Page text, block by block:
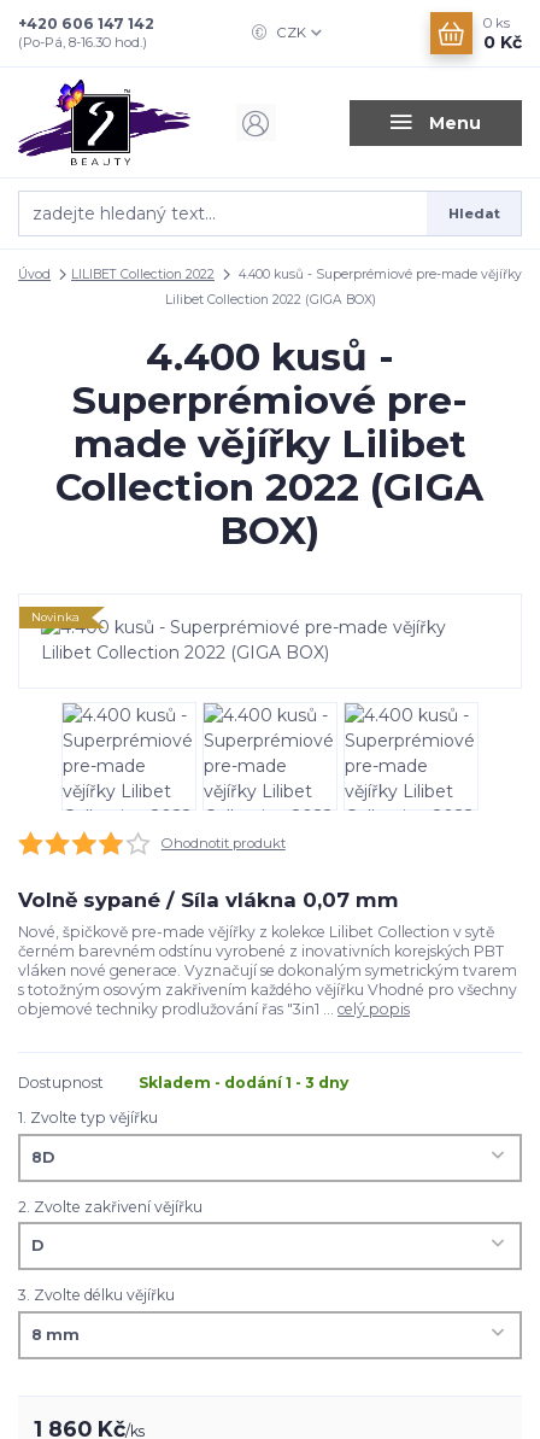
Menu
CZK
Hledat
+420 606 147 142
(Po-Pá, 8-16.30 hod.)
0 ks
0 Kč
Úvod LILIBET Collection 2022
4.400 kusů - Superprémiové pre-made vějířky
Lilibet Collection 2022 (GIGA BOX)
4.400 kusů -
Superprémiové pre-
made vějířky Lilibet
Collection 2022 (GIGA
BOX)
Novinka
Ohodnotit produkt
Volně sypané / Síla vlákna 0,07 mm
Nové, špičkově pre-made vějířky z kolekce Lilibet Collection v sytě
černém barevném odstínu vyrobené z inovativních korejských PBT
vláken nové generace. Vyznačují se dokonalým symetrickým tvarem
s totožným osovým zakřivením každého vějířku Vhodné pro všechny
objemové techniky prodlužování řas "3in1 ... celý popis
Dostupnost
Skladem - dodání 1 - 3 dny
1. Zvolte typ vějířku
2. Zvolte zakřivení vějířku
3. Zvolte délku vějířku
1 860 Kč/ks